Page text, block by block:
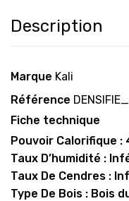
Description
Marque Kali
Référence
Fiche technique
Pouvoir Calorifique :
Taux D’humidité :
Taux De Cendres :
Type De Bois : Bois